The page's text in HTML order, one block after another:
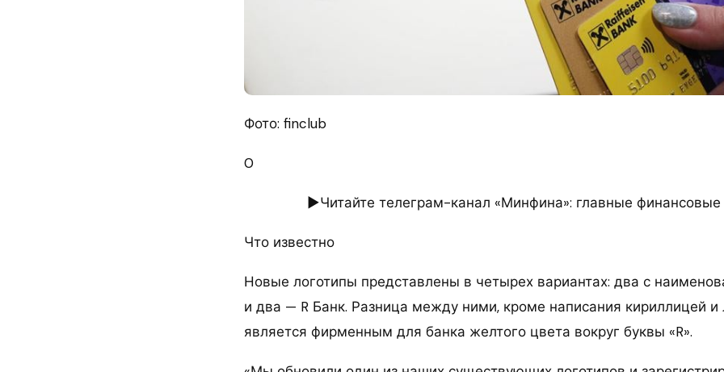
Фото: finclub
0
►Читайте телеграм-канал «Минфина»: главные финансовые
Что известно
Новые логотипы представлены в четырех вариантах: два с
и два — R Банк. Разница между ними, кроме написания кириллицей и
является фирменным для банка желтого цвета вокруг буквы «R».